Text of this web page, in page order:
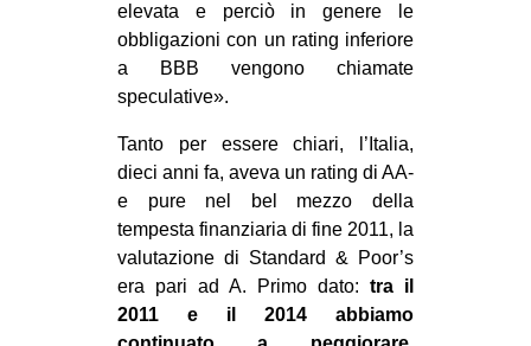
elevata e perciò in genere le
obbligazioni con un rating inferiore
a BBB vengono chiamate
speculative».
Tanto per essere chiari, l’Italia,
dieci anni fa, aveva un rating di AA-
e pure nel bel mezzo della
tempesta finanziaria di fine 2011, la
valutazione di Standard & Poor’s
era pari ad A. Primo dato: tra il
2011 e il 2014 abbiamo